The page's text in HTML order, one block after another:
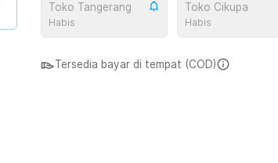
Toko Tangerang
Habis
Toko Cikupa
Habis
Tersedia bayar di tempat (COD)